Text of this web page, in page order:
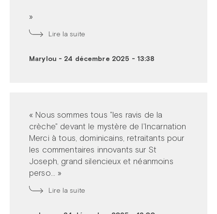
»
Lire la suite
Marylou - 24 décembre 2025 - 13:38
« Nous sommes tous "les ravis de la
crèche" devant le mystère de l'Incarnation
Merci à tous, dominicains, retraitants pour
les commentaires innovants sur St
Joseph, grand silencieux et néanmoins
perso... »
Lire la suite